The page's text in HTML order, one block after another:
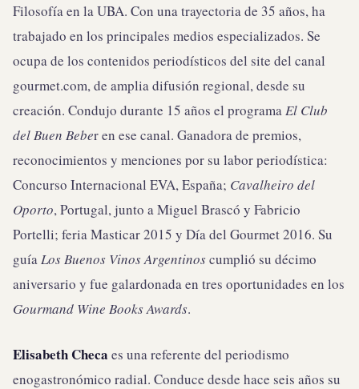
Filosofía en la UBA. Con una trayectoria de 35 años, ha
trabajado en los principales medios especializados. Se
ocupa de los contenidos periodísticos del site del canal
gourmet.com, de amplia difusión regional, desde su
creación. Condujo durante 15 años el programaEl Club
del Buen Beber en ese canal. Ganadora de premios,
reconocimientos y menciones por su labor periodística:
Concurso Internacional EVA, España; Cavalheiro del
Oporto, Portugal, junto a Miguel Brascó y Fabricio
Portelli; feria Masticar 2015 y Día del Gourmet 2016. Su
guíaLos Buenos Vinos Argentinoscumplió su décimo
aniversario y fue galardonada en tres oportunidades en los
Gourmand Wine Books Awards.
Elisabeth Checa es una referente del periodismo
enogastronómico radial. Conduce desde hace seis años su